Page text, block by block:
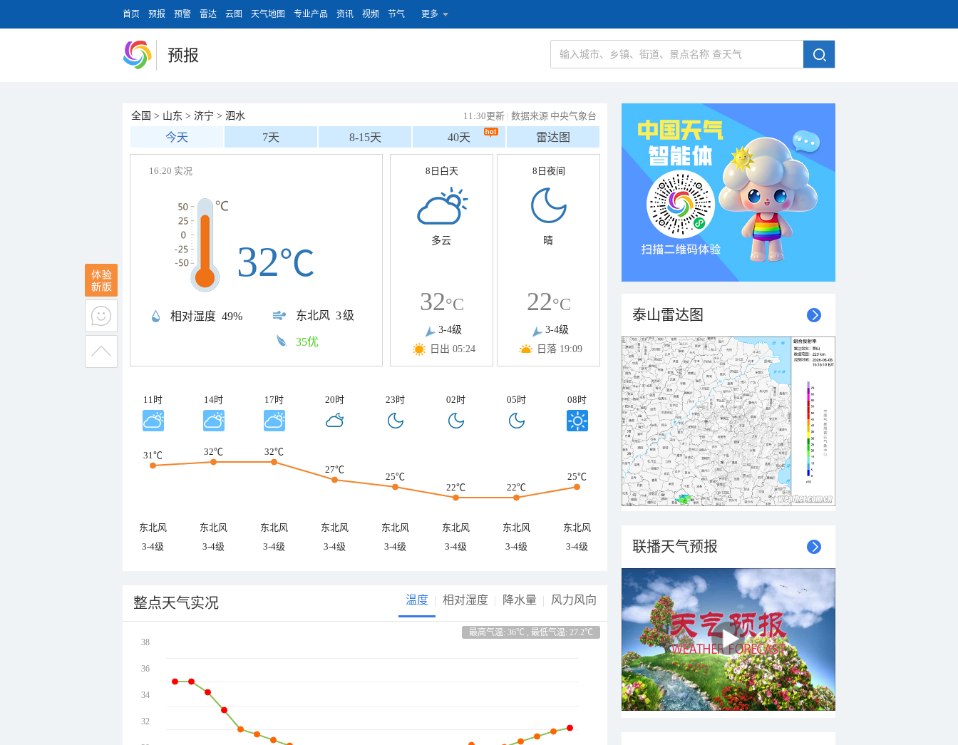
首页 预报 预警 雷达 云图 天气地图 专业产品 资讯 视频 节气 更多
预报
全国 > 山东 > 济宁 > 泗水 11:30更新 | 数据来源 中央气象台
今天 7天 8-15天 40天 雷达图
16:20 实况
相对湿度 49% 东北风 3级
32℃
35优
8日白天
多云
32°C
3-4级
日出 05:24
8日夜间
晴
22°C
3-4级
日落 19:09
11时 14时 17时 20时 23时 02时 05时 08时
31℃ 32℃
32℃
27℃
25℃
22℃
22℃
25℃
东北风 东北风 东北风 东北风 东北风 东北风 东北风
东北风
3-4级
3-4级 3-4级 3-4级 3-4级 3-4级 3-4级 3-4级
整点天气实况 温度 相对湿度 降水量 风力风向
最高气温: 36℃ , 最低气温: 27.2℃
38
36
34
32
泰山雷达图
联播天气预报